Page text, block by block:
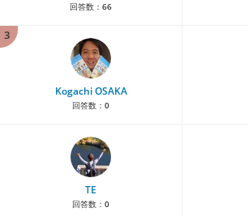
回答数： 66
3
Kogachi OSAKA
回答数： 0
TE
回答数： 0